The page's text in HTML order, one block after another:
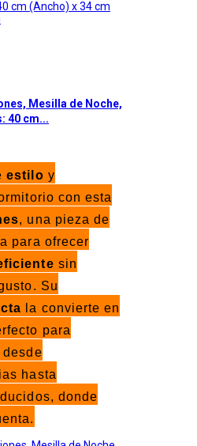
Mesilla de Noche,
40 cm...
estilo y
con esta
, una pieza de
para ofrecer
sin
Su
la convierte en
para
hasta
donde